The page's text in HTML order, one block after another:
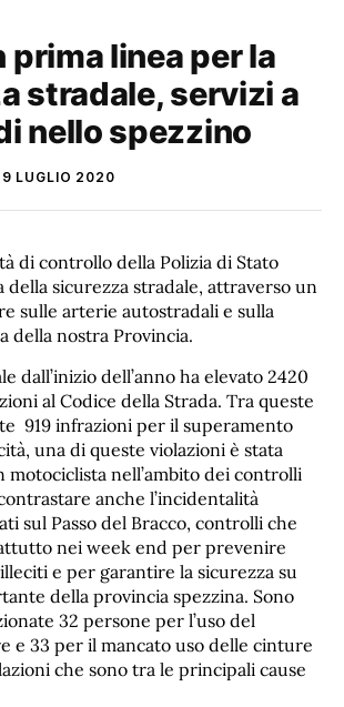
prima linea per la
stradale, servizi a
nello spezzino
9 LUGLIO 2020
di controllo della Polizia di Stato
della sicurezza stradale, attraverso un
sulle arterie autostradali e sulla
della nostra Provincia.
dall’inizio dell’anno ha elevato 2420
al Codice della Strada. Tra queste
919 infrazioni per il superamento
una di queste violazioni è stata
motociclista nell’ambito dei controlli
anche l’incidentalità
sul Passo del Bracco, controlli che
nei week end per prevenire
e per garantire la sicurezza su
della provincia spezzina. Sono
32 persone per l’uso del
e 33 per il mancato uso delle cinture
che sono tra le principali cause